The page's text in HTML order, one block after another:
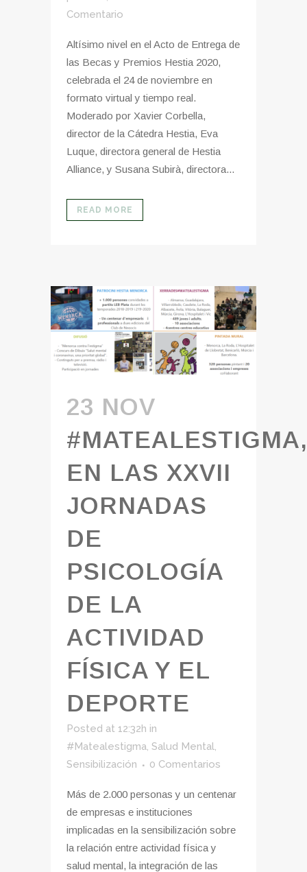
Comentario
Altísimo nivel en el Acto de Entrega de
las Becas y Premios Hestia 2020,
celebrada el 24 de noviembre en
formato virtual y tiempo real.
Moderado por Xavier Corbella,
director de la Cátedra Hestia, Eva
Luque, directora general de Hestia
Alliance, y Susana Subirà, directora...
READ MORE
23 NOV
#MATEALESTIGMA,
EN LAS XXVII
JORNADAS
DE
PSICOLOGÍA
DE LA
ACTIVIDAD
FÍSICA Y EL
DEPORTE
Posted at 12:32h in
#Matealestigma, Salud Mental,
Sensibilización
0 Comentarios
Más de 2.000 personas y un centenar
de empresas e instituciones
implicadas en la sensibilización sobre
la relación entre actividad física y
salud mental, la integración de las